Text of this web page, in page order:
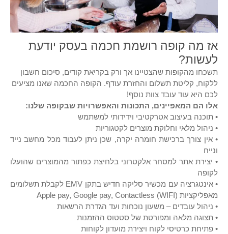
אז מה קופה רושמת חכמה בעסק יודעת
לעשות?
תשכחו מהקופות שהצטיינו אך ורק בקריאת קודים, סיכום חשבון
ללקוח, קליטת תשלום והחזרת עודף. הקופה החכמה שאנו מציעים
לכם היא עוד עובד צוות נוסף!
אלו הם המאפיינים, התכונות והאפשרויות שבקופה שלנו:
• תוכנה בעיצוב אטרקטיבי וידידותי למשתמש
• ניהול מלאי וחלוקת מוצרים לקטגוריות
• אין צורך ברכישת חומרה יקרה, שכן ניתן לעבוד מכל מחשב נייד
ונייח
• יצירת אתר למסחר אלקטרוני בלחיצת כפתור מהמוצרים שהועלו
לקופה
• אינטגרציה עם מכשיר סליקה חדיש בתקן EMV לקבלת תשלומים
מאפליקציות Apple pay, Google pay, Contactless (WIFI)
• ניהול עובדים – משעון נוכחות ועד הגדרת הרשאות
• תצוגה מלאה ומפורטת של סטטוס ההזמנות
• פתיחת כרטיסי לקוח ויצירת מועדון לקוחות